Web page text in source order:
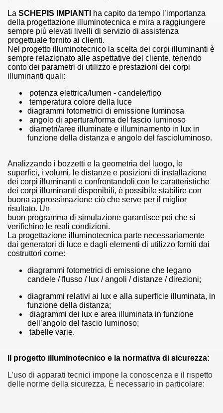
La SCHEPIS IMPIANTI ha capito da tempo l’importanza
della progettazione illuminotecnica e mira a raggiungere
sempre più elevati livelli di servizio di assistenza
progettuale fornito ai clienti.
Nel progetto illuminotecnico la scelta dei corpi illuminanti è
sempre relazionato alle aspettative del cliente, tenendo
conto dei parametri di utilizzo e prestazioni dei corpi
illuminanti quali:
potenza elettrica/lumen - candele/tipo
temperatura colore della luce
diagrammi fotometrici di emissione luminosa
angolo di apertura/forma del fascio luminoso
diametri/aree illuminate e illuminamento in lux in
funzione della distanza e angolo del fascioluminoso.
Analizzando i bozzetti e la geometria del luogo, le
superfici, i volumi, le distanze e posizioni di installazione
dei corpi illuminanti e confrontandoli con le caratteristiche
dei corpi illuminanti disponibili, è possibile stabilire con
buona approssimazione ciò che serve per il miglior
risultato. Un
buon programma di simulazione garantisce poi che si
verifichino le reali condizioni.
La progettazione illuminotecnica parte necessariamente
dai generatori di luce e dagli elementi di utilizzo forniti dai
costruttori come:
diagrammi fotometrici di emissione che legano
candele / flusso / lux / angoli / distanze / direzioni;
diagrammi relativi ai lux e alla superficie illuminata, in
funzione della distanza;
diagrammi dei lux e area illuminata in funzione
dell’angolo del fascio luminoso;
tabelle varie.
Il progetto illuminotecnico e la normativa di sicurezza:
L’uso di apparati tecnici impone la conoscenza e il rispetto
delle norme della sicurezza. È necessario in particolare: